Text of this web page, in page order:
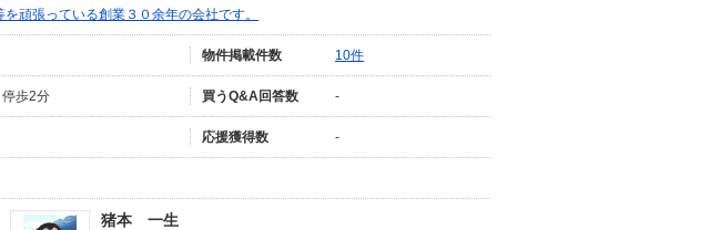
頑張っている創業３０余年の会社です。
物件掲載件数 10件
歩2分 買うQ&A回答数 -
応援獲得数 -
猪本 一生